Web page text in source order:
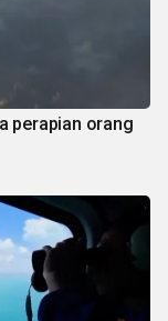
perapian orang